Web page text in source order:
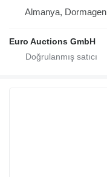
Almanya, Dormagen
Euro Auctions GmbH